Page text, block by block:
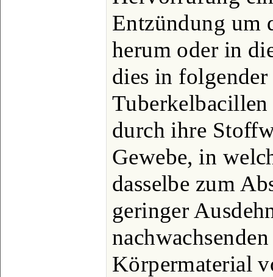
Entzündung um
herum oder in
dies in
durch ihre
Gewebe, in
dasselbe zum
geringer
Körpermaterial